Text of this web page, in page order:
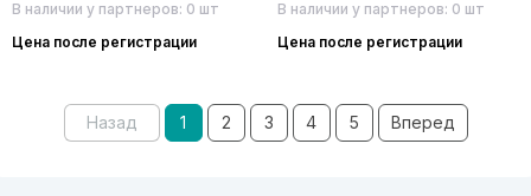
В наличии у партнеров: 0 шт
Цена после регистрации
В наличии у партнеров: 0 шт
Цена после регистрации
Назад 1 2 3 4 5 Вперед